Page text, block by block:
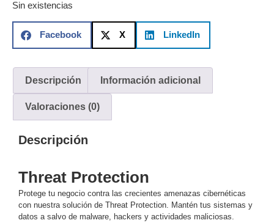
Adaptador
a
RCAAudio
VideoCable
Coaxial y
Cables
Armados -
5eFibra
Alimentación
y
Electricidad RG59
Tipo
Sin existencias
Facebook X LinkedIn
Descripción Información adicional
Valoraciones (0)
Descripción
Threat Protection
Protege tu negocio contra las crecientes amenazas cibernéticas
con nuestra solución de Threat Protection. Mantén tus sistemas y
datos a salvo de malware, hackers y actividades maliciosas.